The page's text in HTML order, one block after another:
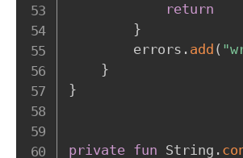
return
}
        errors
. add (
}
}
private fun String .